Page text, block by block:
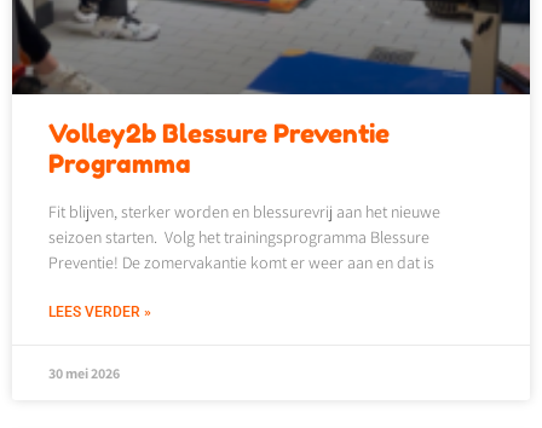
Volley2b Blessure Preventie
Programma
Fit blijven, sterker worden en blessurevrij aan het nieuwe
seizoen starten. Volg het trainingsprogramma Blessure
Preventie! De zomervakantie komt er weer aan en dat is
LEES VERDER »
30 mei 2026